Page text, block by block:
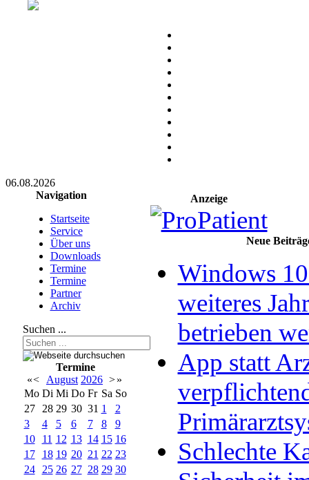
06.08.2026
Navigation
Startseite
Service
Über uns
Downloads
Termine
Termine
Partner
Archiv
Suchen ...
Termine
«< August 2026 >»
Mo Di Mi Do Fr Sa So
27
28 29 30 31 1
2
3
4 5 6 7 8
9
10
11 12 13 14 15 16
17
18 19 20 21 22 23
24
25 26 27 28 29 30
Anzeige
Neue
Windows
weiteres
betrieben
App statt
Schlechte